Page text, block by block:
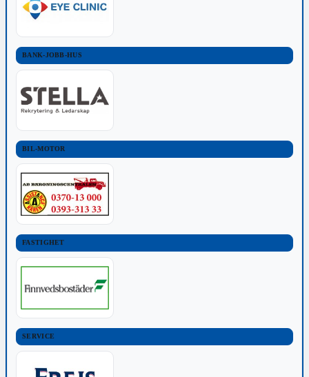
BANK-JOBB-HUS
BIL-MOTOR
FASTIGHET
SERVICE